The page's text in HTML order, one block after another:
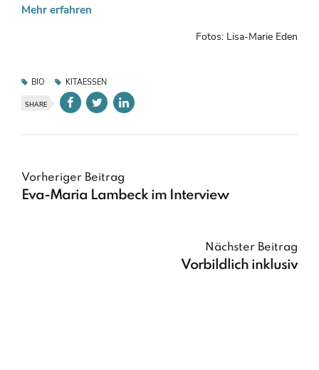
Mehr erfahren
Fotos: Lisa-Marie Eden
BIO KITAESSEN
SHARE
Vorheriger Beitrag
Eva-Maria Lambeck im Interview
Nächster Beitrag
Vorbildlich inklusiv